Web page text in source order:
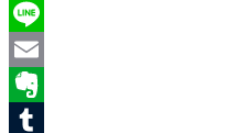
Twitter
Line
Email
Evernote